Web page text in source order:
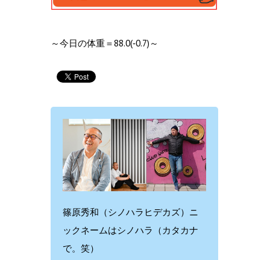
～今日の体重＝88.0(‐0.7)～
篠原秀和（シノハラヒデカズ）ニ
ックネームはシノハラ（カタカナ
で。笑）